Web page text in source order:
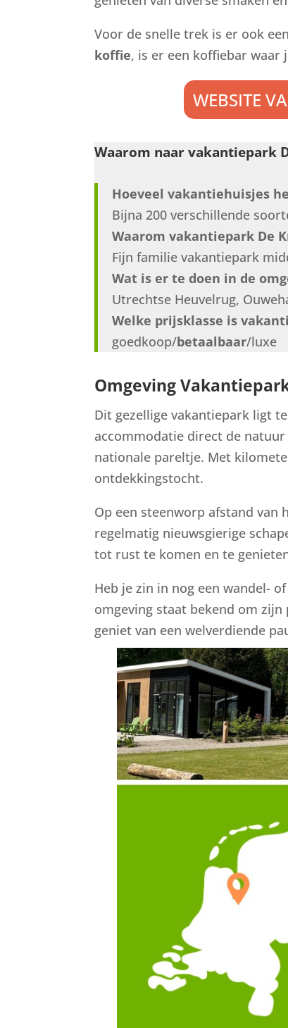
Voor de snelle trek is er ook
koffie, is er een koffiebar waar
WEBSITE
Waarom naar vakantiepark
Hoeveel vakantiehuisjes
Bijna 200 verschillende
Waarom vakantiepark De
Fijn familie vakantiepark
Wat is er te doen in de
Utrechtse Heuvelrug,
Welke prijsklasse is
goedkoop/betaalbaar/luxe
Omgeving
Dit gezellige vakantiepark ligt
accommodatie direct de
nationale pareltje. Met
ontdekkingstocht.
Op een steenworp afstand van
regelmatig nieuwsgierige
tot rust te komen en te
Heb je zin in nog een wandel-
omgeving staat bekend om zijn
geniet van een welverdiende